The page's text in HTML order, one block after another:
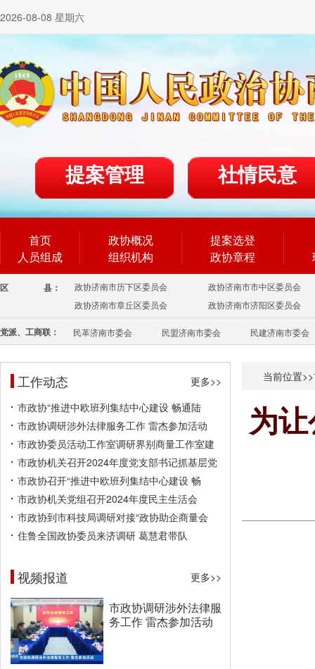
2026-08-08 星期六
提案管理 社情民意
首页
人员组成
政协概况
组织机构
提案选登
政协章程
区 县： 政协济南市历下区委员会
政协济南市市中区委员会
政协济南市章丘区委员会
政协济南市济阳区委员会
党派、工商联： 民革济南市委会 民盟济南市委会 民建济南市委会
工作动态
更多>>
市政协“推进中欧班列集结中心建设 畅通陆
市政协调研涉外法律服务工作 雷杰参加活动
市政协委员活动工作室调研界别商量工作室建
市政协机关召开2024年度党支部书记抓基层党
市政协召开“推进中欧班列集结中心建设 畅
市政协机关党组召开2024年度民主生活会
市政协到市科技局调研对接“政协助企商量会
住鲁全国政协委员来济调研 葛慧君带队
视频报道 更多>>
市政协调研涉外法律服
务工作 雷杰参加活动
当前位置>>
为